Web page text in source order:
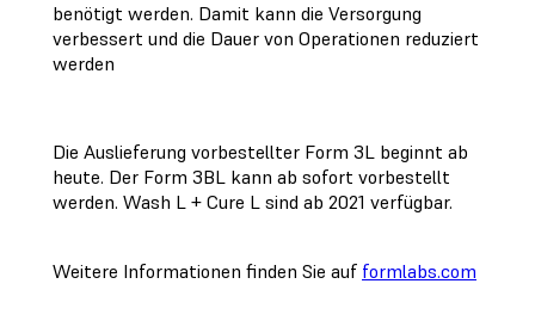
benötigt werden. Damit kann die Versorgung
verbessert und die Dauer von Operationen reduziert
werden
Die Auslieferung vorbestellter Form 3L beginnt ab
heute. Der Form 3BL kann ab sofort vorbestellt
werden. Wash L + Cure L sind ab 2021 verfügbar.
Weitere Informationen finden Sie auf formlabs.com